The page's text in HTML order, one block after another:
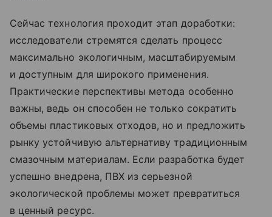
Сейчас технология проходит этап доработки:
исследователи стремятся сделать процесс
максимально экологичным, масштабируемым
и доступным для широкого применения.
Практические перспективы метода особенно
важны, ведь он способен не только сократить
объемы пластиковых отходов, но и предложить
рынку устойчивую альтернативу традиционным
смазочным материалам. Если разработка будет
успешно внедрена, ПВХ из серьезной
экологической проблемы может превратиться
в ценный ресурс.